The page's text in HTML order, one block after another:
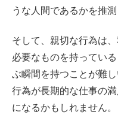
うな人間であるかを推測
そして、親切な行為は
必要なものを持ってい
ぶ瞬間を持つことが難
行為が長期的な仕事の
になるかもしれません。